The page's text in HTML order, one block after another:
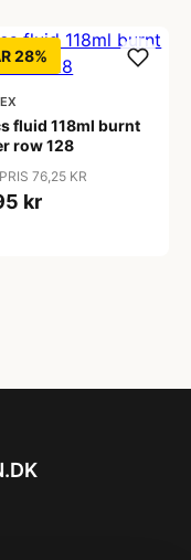
28%
fluid 118ml burnt
row 128
76,25 KR
kr